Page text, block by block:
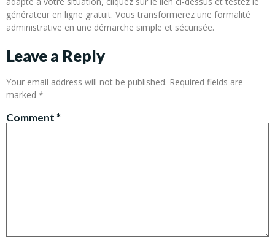
générateur en ligne gratuit. Vous transformerez une formalité
administrative en une démarche simple et sécurisée.
Leave a Reply
Your email address will not be published. Required fields are
marked *
Comment *